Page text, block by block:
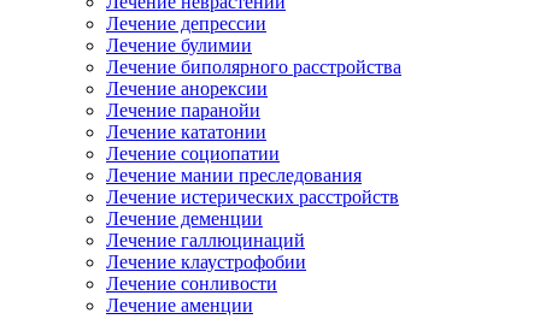
Лечение депрессии
Лечение булимии
Лечение биполярного расстройства
Лечение анорексии
Лечение паранойи
Лечение кататонии
Лечение социопатии
Лечение мании преследования
Лечение истерических расстройств
Лечение деменции
Лечение галлюцинаций
Лечение клаустрофобии
Лечение сонливости
Лечение аменции